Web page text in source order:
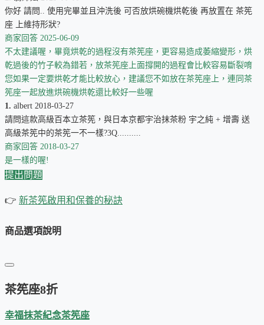
詳細茶筅座的介紹請看抹茶茶筅座目錄。
首次上架日期：2016-04-26
你好 請問.. 使用完畢並且沖洗後 可否放烘碗機烘乾後 再放置在 茶筅
座 上維持形狀?
商家回答 2025-06-09
不太建議喔，畢竟烘乾的過程沒有茶筅座，更容易造成萎縮變形，烘
乾過後的竹子較為錯若，放茶筅座上面撐開的過程會比較容易斷裂唷
您如果一定要烘乾才能比較放心，建議您不如放在茶筅座上，連同茶
筅座一起放進烘碗機烘乾還比較好一些喔
1. albert 2018-03-27
請問這款高級百本立茶筅，與日本京都宇治抹茶粉 宇之純 + 增壽 送
高級茶筅中的茶筅一不一樣?3Q..........
商家回答 2018-03-27
是一樣的喔!
提出問題
👉 新茶筅啟用和保養的秘訣
商品選項說明
茶筅座8折
幸福抹茶紀念茶筅座